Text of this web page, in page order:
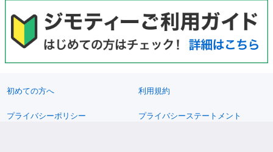
初めての方へ 利用規約
プライバシーポリシー プライバシーステートメント